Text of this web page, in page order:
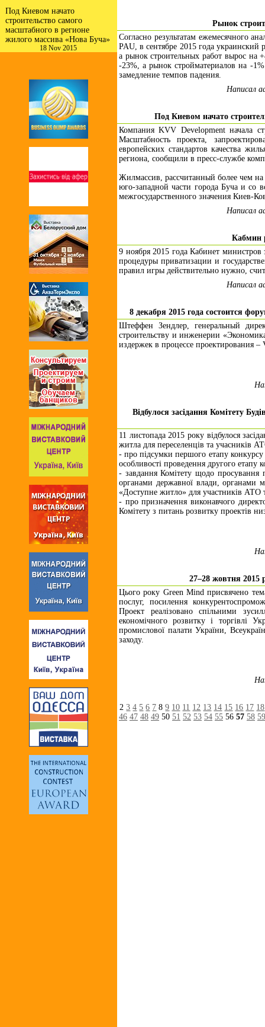
Под Киевом начато
строительство самого
масштабного в регионе
жилого массива «Нова Буча»
18 Nov 2015
Рынок
Согласно результатам ежемесячного
PAU, в сентябре 2015 года
а рынок строительных работ вырос на
-23%, а рынок стройматериалов на -
замедление темпов падения.
Написал
Под Киевом начато
Компания KVV Development начала
Масштабность проекта,
европейских стандартов качества
региона, сообщили в пресс-службе
Жилмассив, рассчитанный более чем
юго-западной части города Буча и со
межгосударственного значения Киев-
Написал
Кабмин
9 ноября 2015 года Кабинет министров
процедуры приватизации и
правил игры действительно нужно,
Написал
8 декабря 2015 года состоится
Штеффен Зендлер, генеральный
строительству и инженерии
издержек в процессе проектирования –
Відбулося засідання Комітету
11 листопада 2015 року відбулося
житла для переселенців та учасників
- про підсумки першого етапу
особливості проведення другого етапу
- завдання Комітету щодо просування
органами державної влади, органами
«Доступне житло» для участників АТО
- про призначення виконавчого
Комітету з питань розвитку проектів
27–28 жовтня 2015
Цього року Green Mind присвячено
послуг, посилення
Проект реалізовано спільними
економічного розвитку і торгівлі
промислової палати України,
заходу.
23 4 5 6 7 89 10 11 12 13 14 15 16 17 18
46 47 48 49 50 51 52 53 54 55 56 57 58 59